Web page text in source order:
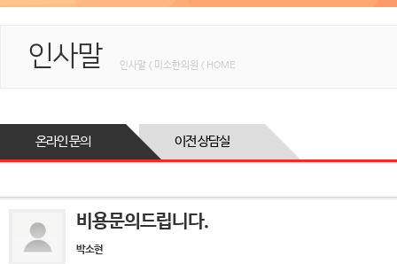
인사말 인사말 < 미소한의원 < HOME
온라인 문의 이전 상담실
비용문의드립니다.
박소현